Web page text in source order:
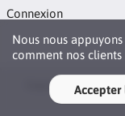
Nous nous
comment nos
Accepter
Connexion
Copyright © 2026 La